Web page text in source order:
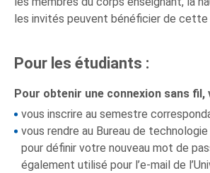
les invités peuvent bénéficier de cette
Pour les étudiants :
Pour obtenir une connexion sans fil,
vous inscrire au semestre
vous rendre au Bureau de
pour définir votre nouveau mot de
également utilisé pour l’e-mail de